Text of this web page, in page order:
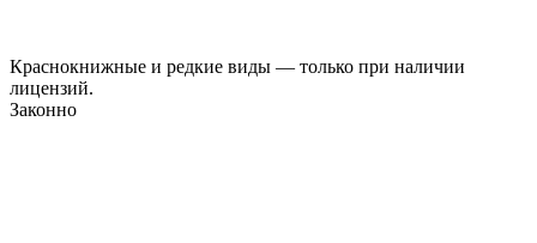
Краснокнижные и редкие виды — только при наличии
лицензий.
Законно